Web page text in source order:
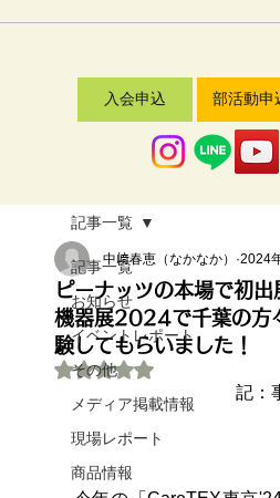
部活動申
入会申込
記事一覧
お知らせ
イベントレポート
その他
メディア掲載情報
現場レポート
商品情報
記事一覧
ピーナッツの本場で初
機器展2024で千葉の方
験してもらいました！
中﨑春恵（なかなか） 2024
5つ星のうちNaNと評価
記：